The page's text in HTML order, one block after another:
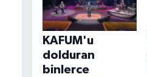
KAFUM'u
dolduran
binlerce